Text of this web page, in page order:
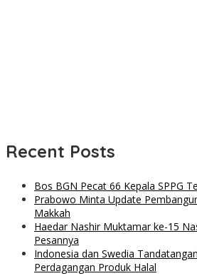
Recent Posts
Bos BGN Pecat 66 Kepala SPPG
Prabowo Minta Update
Makkah
Haedar Nashir Muktamar ke-15
Pesannya
Indonesia dan Swedia
Perdagangan Produk Halal